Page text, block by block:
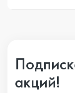
акций!